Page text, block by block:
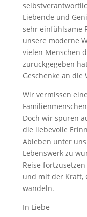
Liebende und
sehr einfühlsame
unsere moderne
vielen Menschen
zurückgegeben
Geschenke an die
Wir vermissen
Doch wir spüren
die liebevolle
Ableben unter
Lebenswerk zu
Reise
und mit der Kraft,
wandeln.
In Liebe